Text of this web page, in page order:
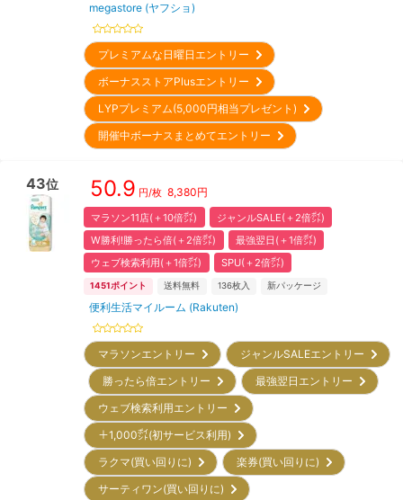
megastore (ヤフショ)
プレミアムな日曜日エントリー
ボーナスストアPlusエントリー
LYPプレミアム(5,000円相当プレゼント)
開催中ボーナスまとめてエントリー
43位 50.9 円/枚 8,380円
マラソン11店(＋10倍㌽)
ジャンルSALE(＋2倍㌽)
W勝利!勝ったら倍(＋2倍㌽)
最強翌日(＋1倍㌽)
ウェブ検索利用(＋1倍㌽)
SPU(＋2倍㌽)
1451ポイント 送料無料 136枚入 新パッケージ
便利生活マイルーム (Rakuten)
マラソンエントリー
ジャンルSALEエントリー
勝ったら倍エントリー
最強翌日エントリー
ウェブ検索利用エントリー
＋1,000㌽(初サービス利用)
ラクマ(買い回りに)
楽券(買い回りに)
サーティワン(買い回りに)